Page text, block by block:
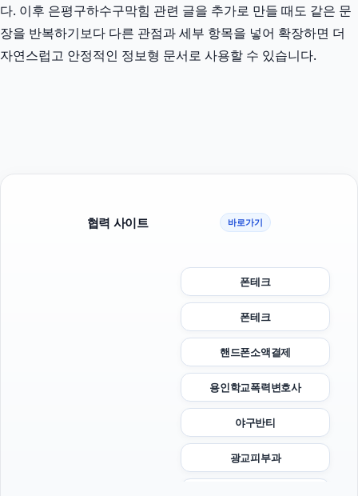
다. 이후 은평구하수구막힘 관련 글을 추가로 만들 때도 같은 문
장을 반복하기보다 다른 관점과 세부 항목을 넣어 확장하면 더
자연스럽고 안정적인 정보형 문서로 사용할 수 있습니다.
협력 사이트 바로가기
폰테크
폰테크
핸드폰소액결제
용인학교폭력변호사
야구반티
광교피부과